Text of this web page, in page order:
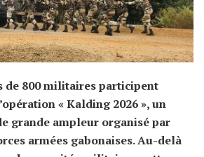
de 800 militaires participent
« Kalding 2026 », un
grande ampleur organisé par
armées gabonaises. Au-delà